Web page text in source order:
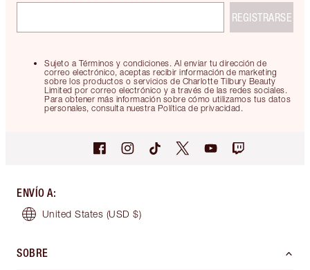
Sujeto a Términos y condiciones. Al enviar tu dirección de
correo electrónico, aceptas recibir información de marketing
sobre los productos o servicios de Charlotte Tilbury Beauty
Limited por correo electrónico y a través de las redes sociales.
Para obtener más información sobre cómo utilizamos tus datos
personales, consulta nuestra Política de privacidad.
REGISTRARSE
ENVÍO A:
United States (USD $)
SOBRE